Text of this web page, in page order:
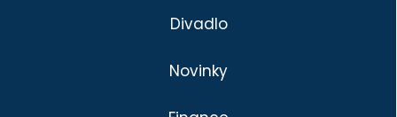
Divadlo
Novinky